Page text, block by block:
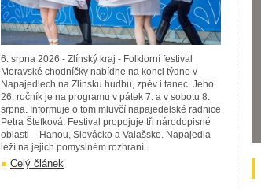
6. srpna 2026 - Zlínský kraj - Folklorní festival
Moravské chodníčky nabídne na konci týdne v
Napajedlech na Zlínsku hudbu, zpěv i tanec. Jeho
26. ročník je na programu v pátek 7. a v sobotu 8.
srpna. Informuje o tom mluvčí napajedelské radnice
Petra Štefková. Festival propojuje tři národopisné
oblasti – Hanou, Slovácko a Valašsko. Napajedla
leží na jejich pomyslném rozhraní.
Celý článek